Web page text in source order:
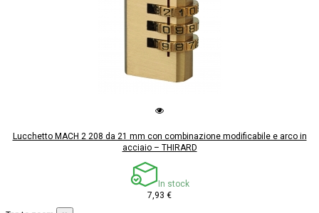
Lucchetto MACH 2 208 da 21 mm con combinazione modificabile e arco in
acciaio – THIRARD
In stock
7,93 €